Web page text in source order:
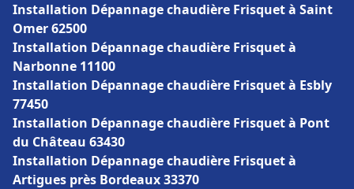
Installation Dépannage chaudière Frisquet à Saint
Omer 62500
Installation Dépannage chaudière Frisquet à
Narbonne 11100
Installation Dépannage chaudière Frisquet à Esbly
77450
Installation Dépannage chaudière Frisquet à Pont
du Château 63430
Installation Dépannage chaudière Frisquet à
Artigues près Bordeaux 33370